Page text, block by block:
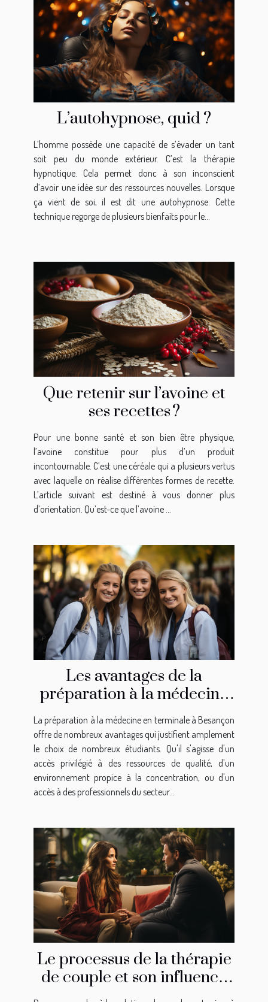
L’autohypnose, quid ?
L’homme possède une capacité de s’évader un tant
soit peu du monde extérieur. C’est la thérapie
hypnotique. Cela permet donc à son inconscient
d’avoir une idée sur des ressources nouvelles. Lorsque
ça vient de soi, il est dit une autohypnose. Cette
technique regorge de plusieurs bienfaits pour le...
Que retenir sur l’avoine et
ses recettes ?
Pour une bonne santé et son bien être physique,
l’avoine constitue pour plus d’un produit
incontournable. C’est une céréale qui a plusieurs vertus
avec laquelle on réalise différentes formes de recette.
L’article suivant est destiné à vous donner plus
d’orientation. Qu’est-ce que l’avoine ...
Les avantages de la
préparation à la médecine
en terminale à Besançon
La préparation à la médecine en terminale à Besançon
offre de nombreux avantages qui justifient amplement
le choix de nombreux étudiants. Qu'il s'agisse d'un
accès privilégié à des ressources de qualité, d'un
environnement propice à la concentration, ou d'un
accès à des professionnels du secteur...
Le processus de la thérapie
de couple et son influence
sur l'amélioration de la